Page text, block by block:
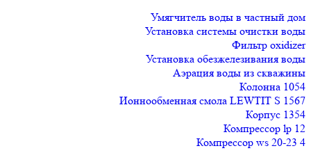
Умягчитель воды в частный дом
Установка системы очистки воды
Фильтр oxidizer
Установка обезжелезивания воды
Аэрация воды из скважины
Колонна 1054
Ионнообменная смола LEWTIT S 1567
Корпус 1354
Компрессор lp 12
Компрессор ws 20-23 4